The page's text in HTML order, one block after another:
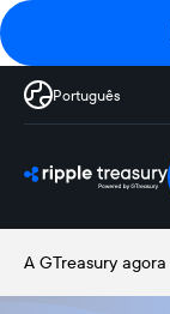
Português
A GTreasury